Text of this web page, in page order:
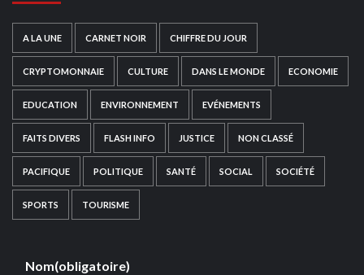
A LA UNE CARNET NOIR CHIFFRE DU JOUR
CRYPTOMONNAIE CULTURE DANS LE MONDE ECONOMIE
EDUCATION ENVIRONNEMENT EVÉNEMENTS
FAITS DIVERS FLASH INFO JUSTICE NON CLASSÉ
PACIFIQUE POLITIQUE SANTÉ SOCIAL SOCIÉTÉ
SPORTS TOURISME
Nom(obligatoire)